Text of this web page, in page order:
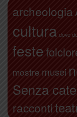
archeologia
cultura dove
feste
mostre musei
Senza
racconti